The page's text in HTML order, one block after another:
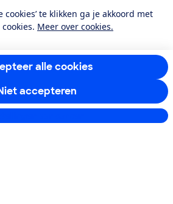
cookies’ te klikken ga je akkoord met
Meer over cookies.
alle cookies
accepteren